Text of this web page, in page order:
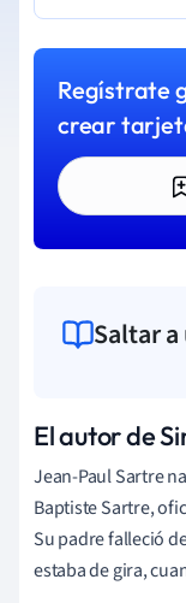
Regístrate
crear
Saltar
El autor de
Jean-Paul Sartre
Baptiste Sartre,
Su padre falleció
estaba de gira,